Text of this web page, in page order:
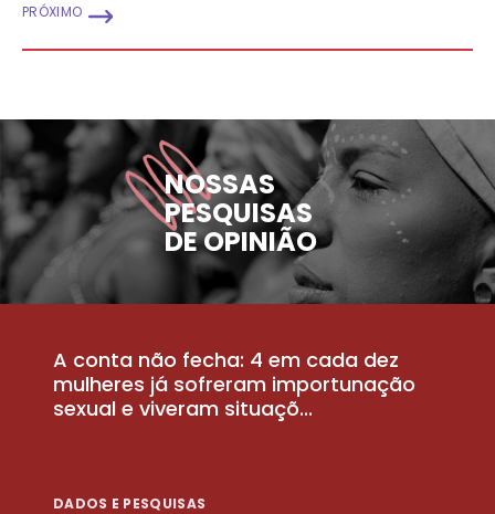
PRÓXIMO
NOSSAS
PESQUISAS
DE OPINIÃO
A conta não fecha: 4 em cada dez
mulheres já sofreram importunação
sexual e viveram situaçõ...
DADOS E PESQUISAS